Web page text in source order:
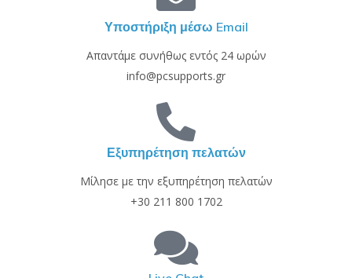
Υποστήριξη μέσω Email
Απαντάμε συνήθως εντός 24 ωρών
info@pcsupports.gr
Εξυπηρέτηση πελατών
Μίλησε με την εξυπηρέτηση πελατών
+30 211 800 1702